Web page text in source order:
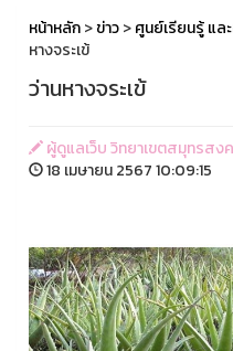
หน้าหลัก>ข่าว>ศูนย์เรียนรู้ แ
หางจระเข้
ว่านหางจระเข้
ผู้ดูแลเว็บ วิทยาเขตสมุทรสง
18 เมษายน 2567 10:09:15